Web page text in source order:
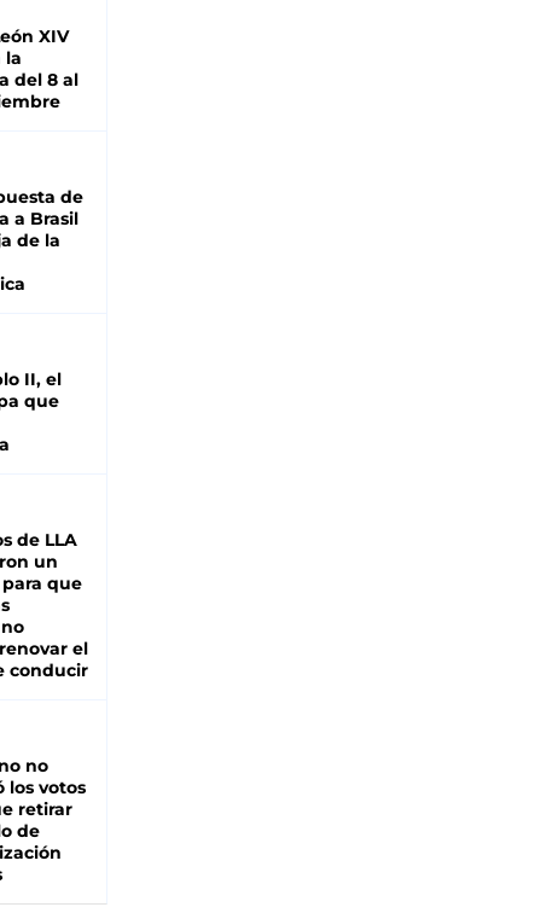
XIV
la
del 8 al
de
a Brasil
de la
II, el
que
de LLA
un
que
el
conducir
no
los votos
retirar
de